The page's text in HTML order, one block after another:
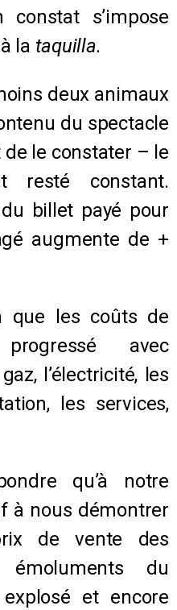
s’impose
la taquilla.
deux animaux
du spectacle
le constater – le
constant.
billet payé pour
augmente de +
que les coûts de
avec
l’électricité, les
les services,
qu’à notre
à nous démontrer
de vente des
du
et encore